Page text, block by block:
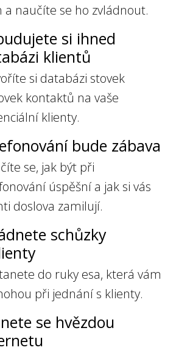
a naučíte se ho zvládnout.
si ihned
klientů
si databázi stovek
kontaktů na vaše
klienty.
bude zábava
se, jak být při
úspěšní a jak si vás
doslova zamilují.
schůzky
do ruky esa, která vám
při jednání s klienty.
se hvězdou